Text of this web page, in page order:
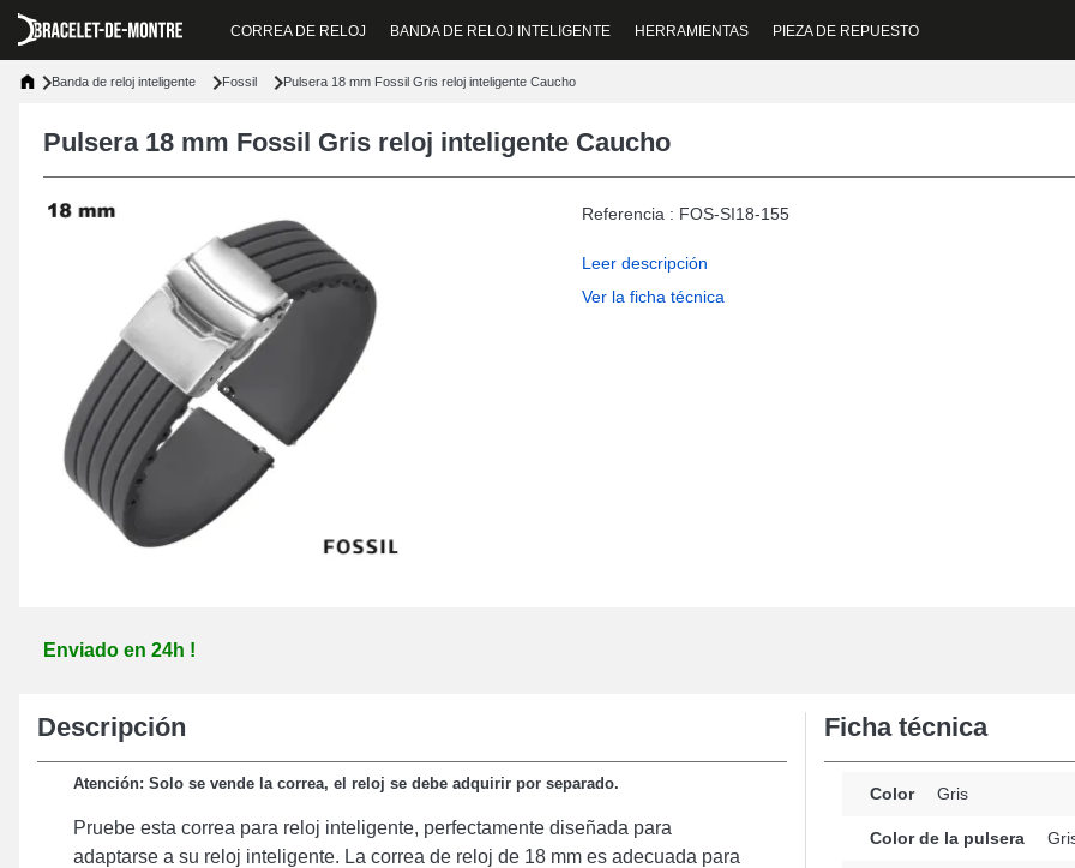
CORREA DE RELOJ BANDA DE RELOJ INTELIGENTE HERRAMIENTAS PIEZA DE REPUESTO
Banda de reloj inteligente Fossil Pulsera 18 mm Fossil Gris reloj inteligente Caucho
Pulsera 18 mm Fossil Gris reloj inteligente Caucho
Referencia : FOS-SI18-155
Leer descripción
Ver la ficha técnica
Enviado en 24h !
Descripción
Atención: Solo se vende la correa, el reloj se debe adquirir por separado.
Pruebe esta correa para reloj inteligente, perfectamente diseñada para
adaptarse a su reloj inteligente. La correa de reloj de 18 mm es adecuada para
Ficha técnica
Color Gris
Color de la pulsera